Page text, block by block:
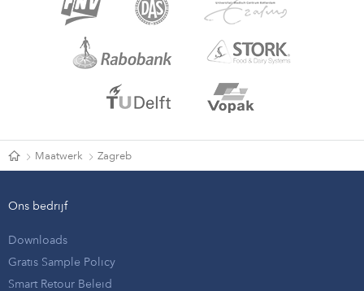
Maatwerk Zagreb
Ons bedrijf
Downloads
Gratis Sample Policy
Smart Retour Beleid